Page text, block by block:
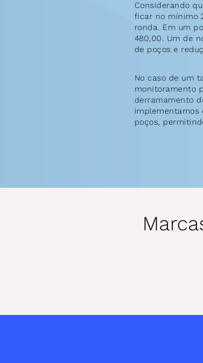
Considerando
ficar no mínimo
ronda. Em um
480,00. Um de
de poços e
No caso de um
monitoramento
derramamento
implementamos
poços,